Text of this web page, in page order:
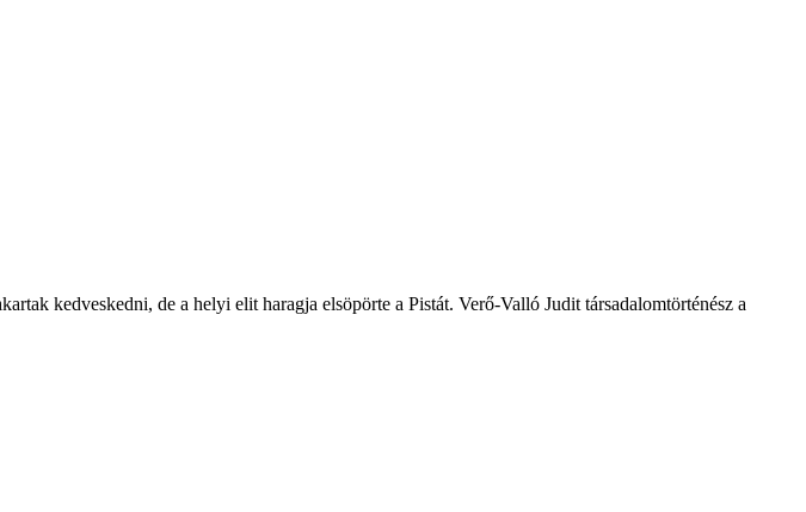
kedveskedni, de a helyi elit haragja elsöpörte a Pistát. Verő-Valló Judit társadalomtörténész a